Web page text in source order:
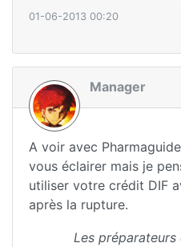
01-06-2013 00:20
Manager
A voir avec
vous éclairer mais je
utiliser votre crédit DIF
après la rupture.
Les